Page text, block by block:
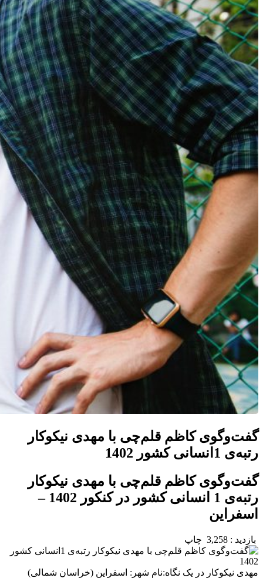
گفت‌وگوی کاظم قلم‌چی با مهدی نیکوکار
رتبه‌ی 1انسانی کشور 1402
گفت‌وگوی کاظم قلم‌چی با مهدی نیکوکار
رتبه‌ی 1 انسانی کشور در کنکور 1402 –
اسفراین
بازديد : 3,258 چاپ
مهدی نیکوکار در یک نگاه:نام شهر: اسفراین (خراسان شمالی)